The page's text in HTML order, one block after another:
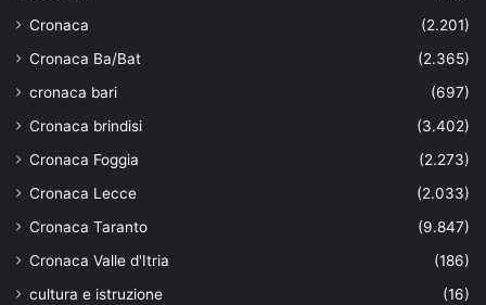
Cronaca
(2.201)
Cronaca Ba/Bat
(2.365)
cronaca bari
(697)
Cronaca brindisi
(3.402)
Cronaca Foggia
(2.273)
Cronaca Lecce
(2.033)
Cronaca Taranto
(9.847)
Cronaca Valle d'Itria
(186)
cultura e istruzione
(16)